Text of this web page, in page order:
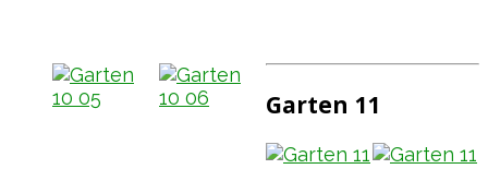
Garten 11